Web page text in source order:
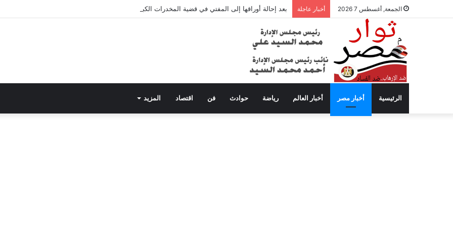
الجمعة, أغسطس 7 2026 أخبار عاجلة بعد إحالة أوراقها إلى المفتي في قضية المخدرات الكبرى.. من هي سارة خليفة؟
الرئيسية أخبار مصر أخبار العالم رياضة حوادث فن اقتصاد المزيد